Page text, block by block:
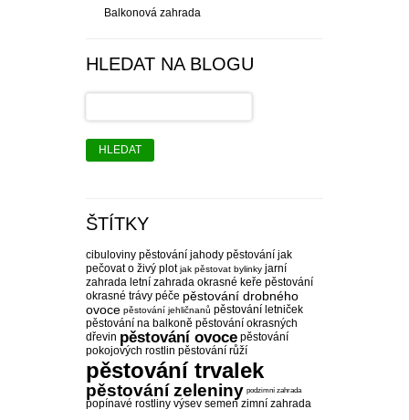
Balkonová zahrada
HLEDAT NA BLOGU
HLEDAT
ŠTÍTKY
cibuloviny pěstování jahody pěstování jak
pečovat o živý plot jak pěstovat bylinky jarní
zahrada letní zahrada okrasné keře pěstování
okrasné trávy péče pěstování drobného
ovoce pěstování jehličnanů pěstování letniček
pěstování na balkoně pěstování okrasných
dřevin pěstování ovoce pěstování
pokojových rostlin pěstování růží
pěstování trvalek
pěstování zeleniny podzimní zahrada
popínavé rostliny výsev semen zimní zahrada